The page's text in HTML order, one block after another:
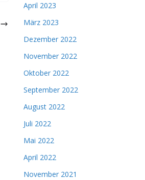
April 2023
März 2023
Dezember 2022
November 2022
Oktober 2022
September 2022
August 2022
Juli 2022
Mai 2022
April 2022
November 2021